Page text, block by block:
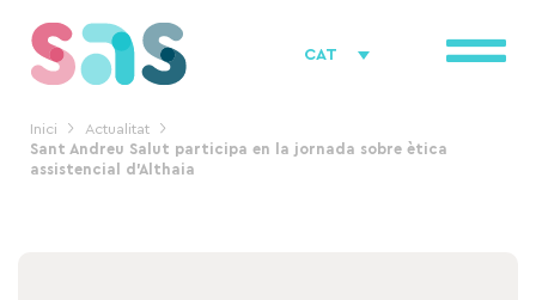
contingut
CAT
Inici
Actualitat
Sant Andreu Salut participa en la jornada sobre ètica
assistencial d’Althaia